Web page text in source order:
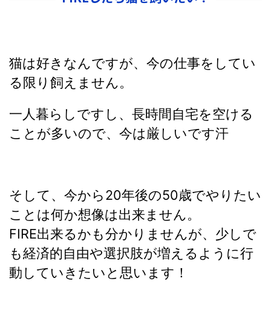
猫は好きなんですが、今の仕事をしてい
る限り飼えません。
一人暮らしですし、長時間自宅を空ける
ことが多いので、今は厳しいです汗
そして、今から20年後の50歳でやりたい
ことは何か想像は出来ません。
FIRE出来るかも分かりませんが、少しで
も経済的自由や選択肢が増えるように行
動していきたいと思います！